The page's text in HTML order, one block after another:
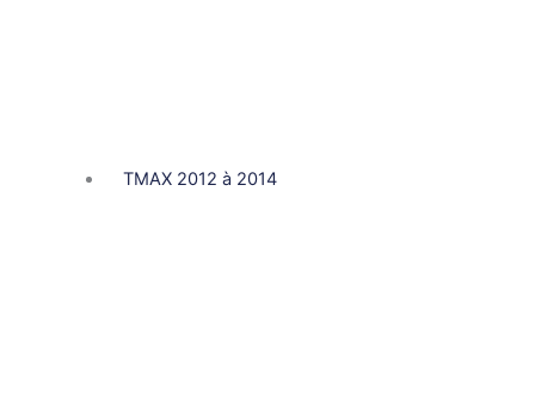
TMAX 2012 à 2014